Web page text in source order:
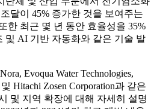
달이 45% 증가한 것을 보여주는
한 최근 몇 년 동안 효율성을 35%
및 AI 기반 자동화와 같은 기술 발
Evoqua Water Technologies,
Hitachi Zosen Corporation과 같은
및 지역 확장에 대해 자세히 설명